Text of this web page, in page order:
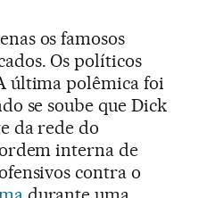
os famosos
Os políticos
última polêmica foi
se soube que Dick
da rede do
interna de
contra o